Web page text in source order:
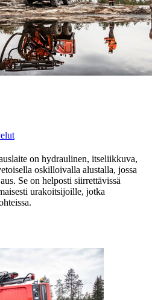
on hydraulinen, itseliikkuva,
oskilloivalla alustalla, jossa
Se on helposti siirrettävissä
urakoitsijoille, jotka